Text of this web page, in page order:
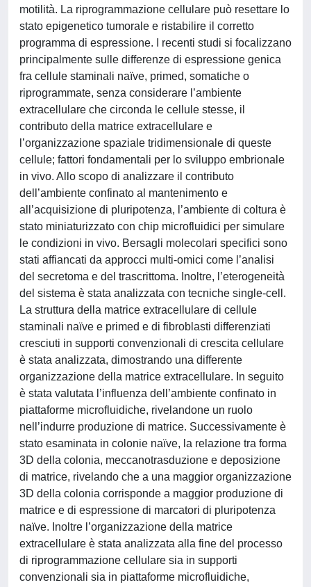
motilità. La riprogrammazione cellulare può resettare lo
stato epigenetico tumorale e ristabilire il corretto
programma di espressione. I recenti studi si focalizzano
principalmente sulle differenze di espressione genica
fra cellule staminali naïve, primed, somatiche o
riprogrammate, senza considerare l’ambiente
extracellulare che circonda le cellule stesse, il
contributo della matrice extracellulare e
l’organizzazione spaziale tridimensionale di queste
cellule; fattori fondamentali per lo sviluppo embrionale
in vivo. Allo scopo di analizzare il contributo
dell’ambiente confinato al mantenimento e
all’acquisizione di pluripotenza, l’ambiente di coltura è
stato miniaturizzato con chip microfluidici per simulare
le condizioni in vivo. Bersagli molecolari specifici sono
stati affiancati da approcci multi-omici come l’analisi
del secretoma e del trascrittoma. Inoltre, l’eterogeneità
del sistema è stata analizzata con tecniche single-cell.
La struttura della matrice extracellulare di cellule
staminali naïve e primed e di fibroblasti differenziati
cresciuti in supporti convenzionali di crescita cellulare
è stata analizzata, dimostrando una differente
organizzazione della matrice extracellulare. In seguito
è stata valutata l’influenza dell’ambiente confinato in
piattaforme microfluidiche, rivelandone un ruolo
nell’indurre produzione di matrice. Successivamente è
stato esaminata in colonie naïve, la relazione tra forma
3D della colonia, meccanotrasduzione e deposizione
di matrice, rivelando che a una maggior organizzazione
3D della colonia corrisponde a maggior produzione di
matrice e di espressione di marcatori di pluripotenza
naïve. Inoltre l’organizzazione della matrice
extracellulare è stata analizzata alla fine del processo
di riprogrammazione cellulare sia in supporti
convenzionali sia in piattaforme microfluidiche,